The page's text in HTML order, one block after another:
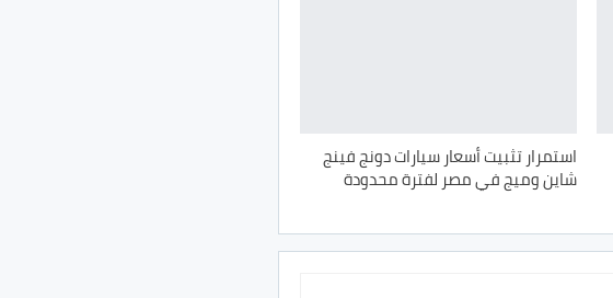
استمرار تثبيت أسعار سيارات دونج فينج
شاين وميج في مصر لفترة محدودة